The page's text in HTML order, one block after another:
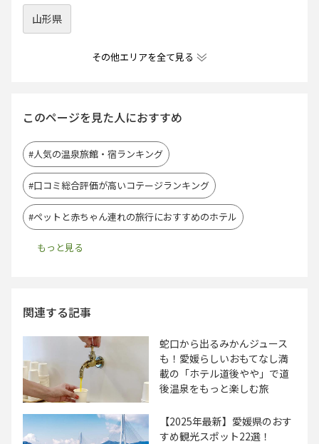
山形県
その他エリアを全て見る
このページを見た人におすすめ
#人気の温泉旅館・宿ランキング
#口コミ総合評価が高いコテージランキング
#ペットと赤ちゃん連れの旅行におすすめのホテル
関連する記事
蛇口から出るみかんジュース
も！愛媛らしいおもてなし満
載の「ホテル道後やや」で道
後温泉をもっと楽しむ旅
【2025年最新】愛媛県のおす
すめ観光スポット22選！